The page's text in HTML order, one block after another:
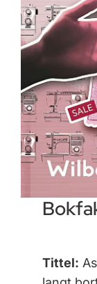
Tittel: